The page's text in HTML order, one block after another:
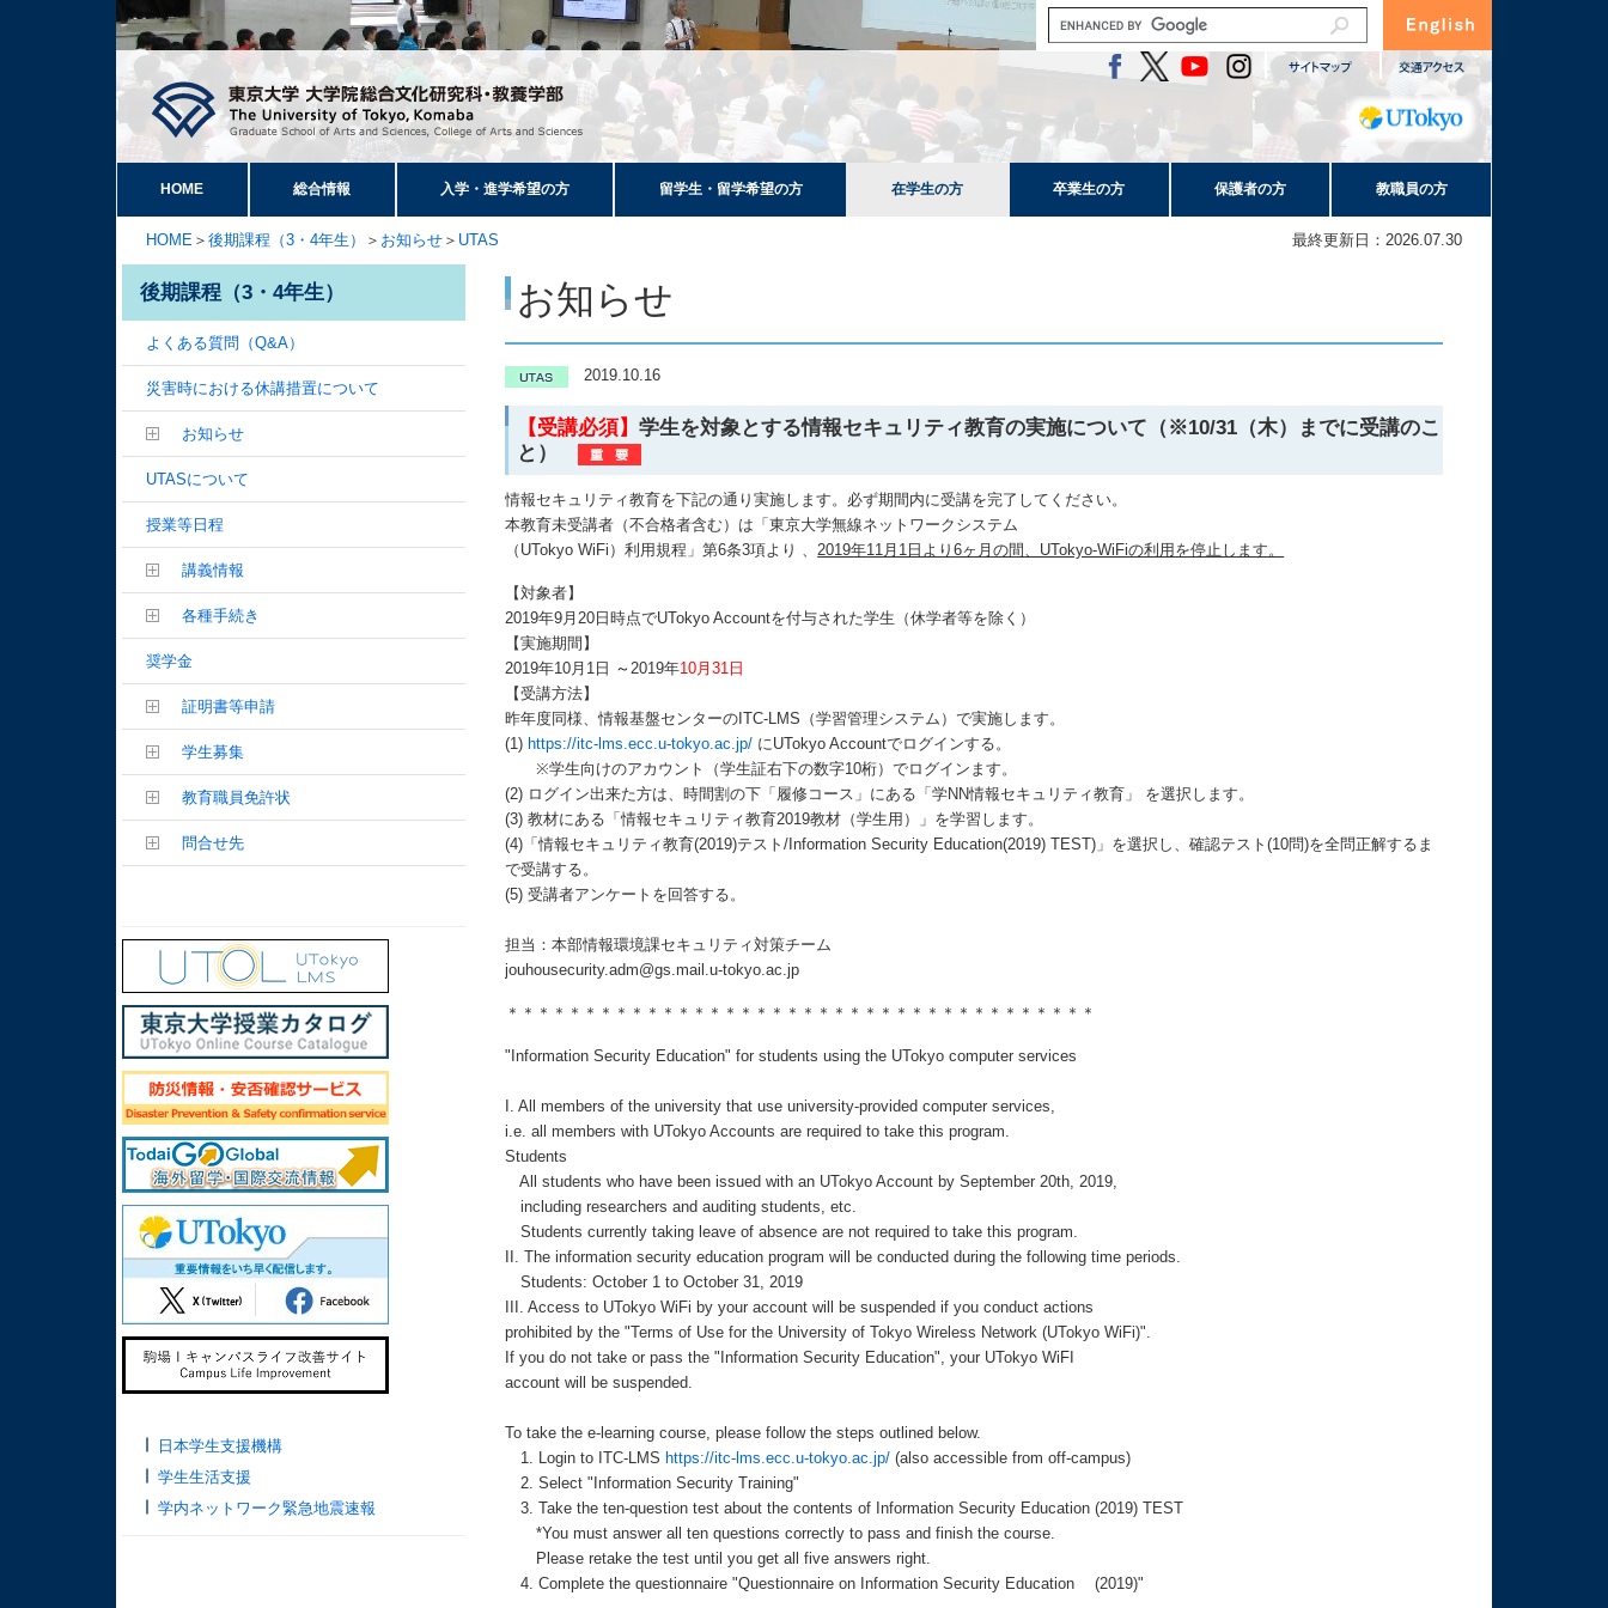
HOME 総合情報 入学・進学希望の方 留学生・留学希望の方 在学生の方 卒業生の方 保護者の方 教職員の方
HOME ＞ 後期課程（3・4年生） ＞ お知らせ ＞ UTAS 最終更新日：2026.07.30
お知らせ
2019.10.16
【受講必須】学生を対象とする情報セキュリティ教育の実施について（※10/31（木）までに受講のこ
と）
情報セキュリティ教育を下記の通り実施します。必ず期間内に受講を完了してください。
本教育未受講者（不合格者含む）は「東京大学無線ネットワークシステム
（UTokyo WiFi）利用規程」第6条3項より 、2019年11月1日より6ヶ月の間、UTokyo-WiFiの利用を停止します。
【対象者】
2019年9月20日時点でUTokyo Accountを付与された学生（休学者等を除く）
【実施期間】
2019年10月1日 ～2019年10月31日
【受講方法】
昨年度同様、情報基盤センターのITC-LMS（学習管理システム）で実施します。
(1) https://itc-lms.ecc.u-tokyo.ac.jp/ にUTokyo Accountでログインする。
※学生向けのアカウント（学生証右下の数字10桁）でログインます。
(2) ログイン出来た方は、時間割の下「履修コース」にある「学NN情報セキュリティ教育」 を選択します。
(3) 教材にある「情報セキュリティ教育2019教材（学生用）」を学習します。
(4)「情報セキュリティ教育(2019)テスト/Information Security Education(2019) TEST)」を選択し、確認テスト(10問)を全問正解するま
で受講する。
(5) 受講者アンケートを回答する。
担当：本部情報環境課セキュリティ対策チーム
jouhousecurity.adm@gs.mail.u-tokyo.ac.jp
＊＊＊＊＊＊＊＊＊＊＊＊＊＊＊＊＊＊＊＊＊＊＊＊＊＊＊＊＊＊＊＊＊＊＊＊＊＊
"Information Security Education" for students using the UTokyo computer services
I. All members of the university that use university-provided computer services,
i.e. all members with UTokyo Accounts are required to take this program.
Students
All students who have been issued with an UTokyo Account by September 20th, 2019,
including researchers and auditing students, etc.
Students currently taking leave of absence are not required to take this program.
II. The information security education program will be conducted during the following time periods.
Students: October 1 to October 31, 2019
III. Access to UTokyo WiFi by your account will be suspended if you conduct actions
prohibited by the "Terms of Use for the University of Tokyo Wireless Network (UTokyo WiFi)".
If you do not take or pass the "Information Security Education", your UTokyo WiFI
account will be suspended.
To take the e-learning course, please follow the steps outlined below.
1. Login to ITC-LMS https://itc-lms.ecc.u-tokyo.ac.jp/ (also accessible from off-campus)
2. Select "Information Security Training"
3. Take the ten-question test about the contents of Information Security Education (2019) TEST
*You must answer all ten questions correctly to pass and finish the course.
Please retake the test until you get all five answers right.
4. Complete the questionnaire "Questionnaire on Information Security Education (2019)"
後期課程（3・4年生）
よくある質問（Q&A）
災害時における休講措置について
お知らせ
UTASについて
授業等日程
講義情報
各種手続き
奨学金
証明書等申請
学生募集
教育職員免許状
問合せ先
日本学生支援機構
学生生活支援
学内ネットワーク緊急地震速報